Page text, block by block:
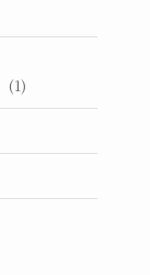
(1)